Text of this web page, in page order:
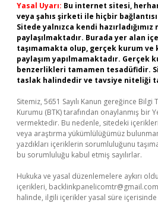
Yasal Uyarı: Bu internet sitesi,
veya şahıs şirketi ile hiçbir
Sitede yalnızca kendi
paylaşılmaktadır. Burada yer alan
taşımamakta olup, gerçek kurum ve
paylaşım yapılmamaktadır. Gerçek
benzerlikleri tamamen tesadüfidir.
taslak halindedir ve tavsiye niteliği
Sitemiz, 5651 Sayılı Kanun gereğince
Kurumu (BTK) tarafından onaylanmış bir
vermektedir. Bu nedenle, sitedeki
veya araştırma yükümlülüğümüz
yazdıkları içeriklerin sorumluluğunu
bu sorumluluğu kabul etmiş sayılırlar.
Hukuka ve yasal düzenlemelere aykırı
içerikleri, backlinkpanelicomtr@gmail.com
halinde, ilgili içerikler yasal süre içerisinde